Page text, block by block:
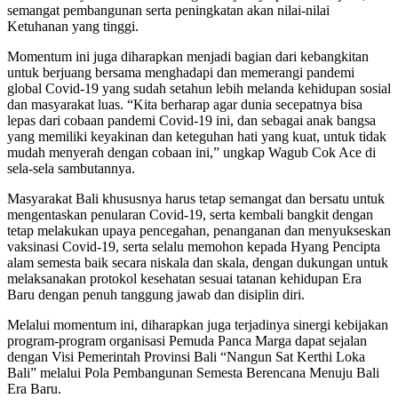
semangat pembangunan serta peningkatan akan nilai-nilai
Ketuhanan yang tinggi.
Momentum ini juga diharapkan menjadi bagian dari kebangkitan
untuk berjuang bersama menghadapi dan memerangi pandemi
global Covid-19 yang sudah setahun lebih melanda kehidupan sosial
dan masyarakat luas. “Kita berharap agar dunia secepatnya bisa
lepas dari cobaan pandemi Covid-19 ini, dan sebagai anak bangsa
yang memiliki keyakinan dan keteguhan hati yang kuat, untuk tidak
mudah menyerah dengan cobaan ini,” ungkap Wagub Cok Ace di
sela-sela sambutannya.
Masyarakat Bali khususnya harus tetap semangat dan bersatu untuk
mengentaskan penularan Covid-19, serta kembali bangkit dengan
tetap melakukan upaya pencegahan, penanganan dan menyukseskan
vaksinasi Covid-19, serta selalu memohon kepada Hyang Pencipta
alam semesta baik secara niskala dan skala, dengan dukungan untuk
melaksanakan protokol kesehatan sesuai tatanan kehidupan Era
Baru dengan penuh tanggung jawab dan disiplin diri.
Melalui momentum ini, diharapkan juga terjadinya sinergi kebijakan
program-program organisasi Pemuda Panca Marga dapat sejalan
dengan Visi Pemerintah Provinsi Bali “Nangun Sat Kerthi Loka
Bali” melalui Pola Pembangunan Semesta Berencana Menuju Bali
Era Baru.